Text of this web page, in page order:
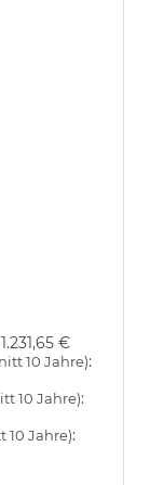
1.231,65 €
10 Jahre):
10 Jahre):
10 Jahre):